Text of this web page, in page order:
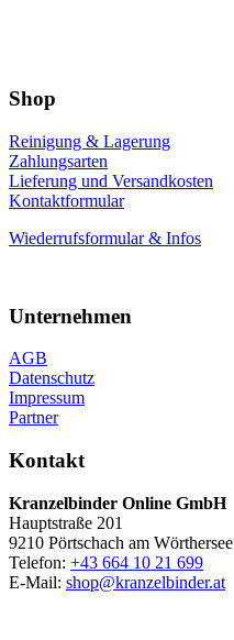
Shop
Reinigung & Lagerung
Zahlungsarten
Lieferung und Versandkosten
Kontaktformular
Wiederrufsformular & Infos
Unternehmen
AGB
Datenschutz
Impressum
Partner
Kontakt
Kranzelbinder Online GmbH
Hauptstraße 201
9210 Pörtschach am Wörthersee
Telefon: +43 664 10 21 699
E-Mail: shop@kranzelbinder.at